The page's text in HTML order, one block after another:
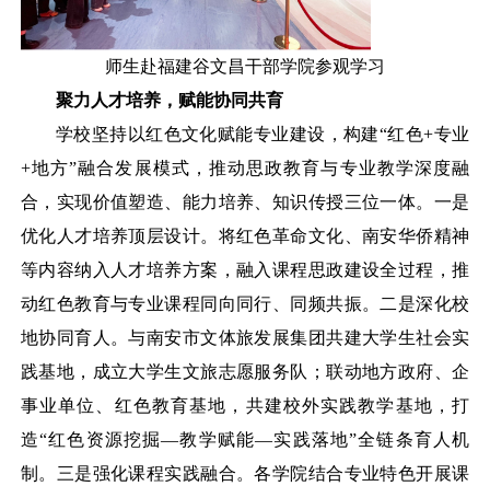
师生赴福建谷文昌干部学院参观学习
聚力人才培养，赋能协同共育
学校坚持以红色文化赋能专业建设，构建“红色+专业
+地方”融合发展模式，推动思政教育与专业教学深度融
合，实现价值塑造、能力培养、知识传授三位一体。一是
优化人才培养顶层设计。将红色革命文化、南安华侨精神
等内容纳入人才培养方案，融入课程思政建设全过程，推
动红色教育与专业课程同向同行、同频共振。二是深化校
地协同育人。与南安市文体旅发展集团共建大学生社会实
践基地，成立大学生文旅志愿服务队；联动地方政府、企
事业单位、红色教育基地，共建校外实践教学基地，打
造“红色资源挖掘—教学赋能—实践落地”全链条育人机
制。三是强化课程实践融合。各学院结合专业特色开展课